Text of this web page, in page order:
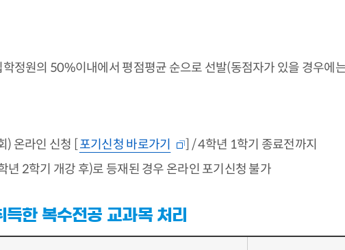
정원의 50%이내에서 평점평균 순으로 선발(동점자가 있을 경우에
온라인 신청 [ 포기신청 바로가기
] / 4학년 1학기 종료전까지
년 2학기 개강 후)로 등재된 경우 온라인 포기신청 불가
한 복수전공 교과목 처리